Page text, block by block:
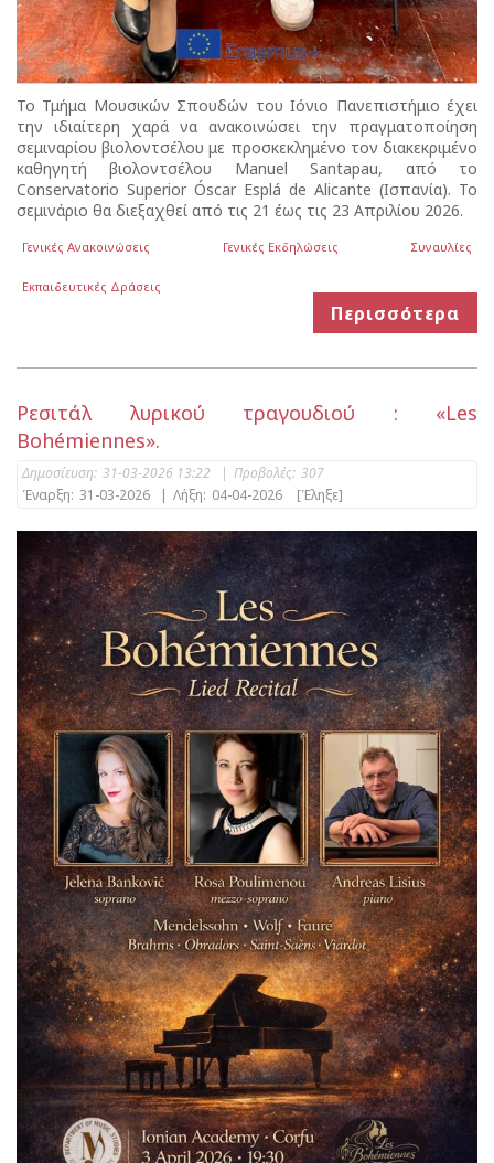
Το Τμήμα Μουσικών Σπουδών του Ιόνιο Πανεπιστήμιο έχει
την ιδιαίτερη χαρά να ανακοινώσει την πραγματοποίηση
σεμιναρίου βιολοντσέλου με προσκεκλημένο τον διακεκριμένο
καθηγητή βιολοντσέλου Manuel Santapau, από το
Conservatorio Superior Óscar Esplá de Alicante (Ισπανία). Το
σεμινάριο θα διεξαχθεί από τις 21 έως τις 23 Απριλίου 2026.
Γενικές Ανακοινώσεις Γενικές Εκδηλώσεις Συναυλίες
Εκπαιδευτικές Δράσεις
Περισσότερα
Ρεσιτάλ λυρικού τραγουδιού : «Les
Bohémiennes».
Δημοσίευση: 31-03-2026 13:22 | Προβολές: 307
Έναρξη: 31-03-2026 | Λήξη: 04-04-2026 [Έληξε]